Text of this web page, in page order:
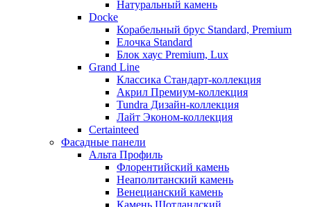
Натуральный камень
Docke
Корабельный брус Standard, Premium
Елочка Standard
Блок хаус Premium, Lux
Grand Line
Классика Стандарт-коллекция
Акрил Премиум-коллекция
Tundra Дизайн-коллекция
Лайт Эконом-коллекция
Certainteed
Фасадные панели
Альта Профиль
Флорентийский камень
Неаполитанский камень
Венецианский камень